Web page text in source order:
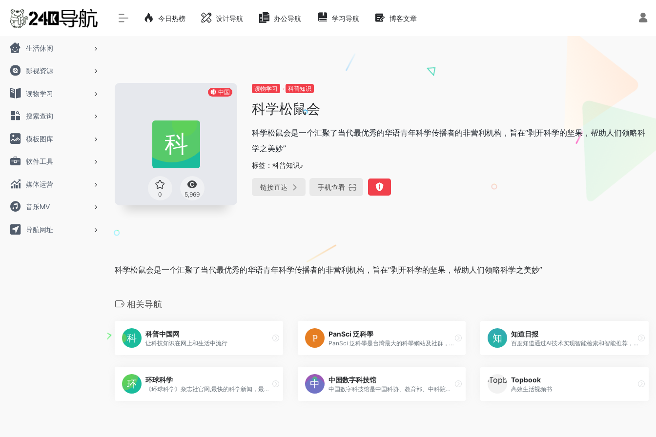
生活休闲
影视资源
读物学习
搜索查询
模板图库
软件工具
媒体运营
音乐MV
导航网址
今日热榜 设计导航 办公导航 学习导航 博客文章
中国
0 5,969
读物学习 科普知识
科学松鼠会
科学松鼠会是一个汇聚了当代最优秀的华语青年科学传播者的非营利机构，旨在“剥开科学的坚果，帮助人们领略科
学之美妙”
标签： 科普知识
链接直达 手机查看
科学松鼠会是一个汇聚了当代最优秀的华语青年科学传播者的非营利机构，旨在“剥开科学的坚果，帮助人们领略科学之美妙”
相关导航
科普中国网
让科技知识在网上和生活中流行
PanSci 泛科學
PanSci 泛科學是台灣最大的科學網站及社群，邀請台灣科學研究者、教育者、愛好者、以及所有受科學影響的人們，共同暢談科學、將高深龐雜的科學發展重新放置回台灣公共論壇中，並且用理性思考社會議題中的科學面向，致力於提供科學討論的最佳場合，包括線上與線下。
知道日报
百度知道通过AI技术实现智能检索和智能推荐，让您的每个疑问都能够快速获得有效解答。
环球科学
《环球科学》杂志社官网,最快的科学新闻，最新的应用技术，著名科学爱好者现身说法，细数成功背后的种种诀窍，新锐鲜明的科学观点，颠覆传统的逻辑论断，50，100,150年前的科学美国人，见证经典时刻
中国数字科技馆
中国数字科技馆是中国科协、教育部、中科院共建的一个基于互联网传播的国家级公益性科普服务平台
Topbook
高效生活视频书